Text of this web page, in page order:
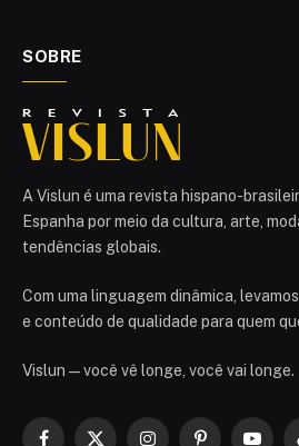
SOBRE
A Vislun é uma revista hispano-
Espanha por meio da cultura, arte,
tendências globais.
Com uma linguagem dinâmica,
e conteúdo de qualidade para quem
Vislun — você vê longe, você vai longe.